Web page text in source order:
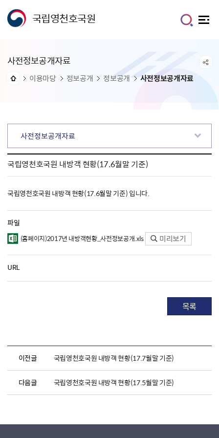
국립영천호국원
사전정보공개자료
이용마당 정보공개 정보공개 사전정보공개자료
사전정보공개자료
국립영천호국원 내방객 현황(17.6월말 기준)
국립영천호국원 내방객 현황(17.6월말 기준) 입니다.
파일
(홈페이지)2017년 내방객현황_사전정보공개.xls 미리보기
URL
목록
이전글 국립영천호국원 내방객 현황(17.7월말 기준)
다음글 국립영천호국원 내방객 현황(17.5월말 기준)